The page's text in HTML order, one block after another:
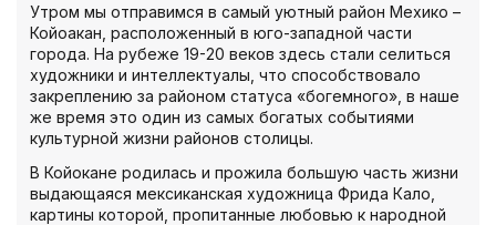
Утром мы отправимся в самый уютный район Мехико –
Койоакан, расположенный в юго-западной части
города. На рубеже 19-20 веков здесь стали селиться
художники и интеллектуалы, что способствовало
закреплению за районом статуса «богемного», в наше
же время это один из самых богатых событиями
культурной жизни районов столицы.
В Койокане родилась и прожила большую часть жизни
выдающаяся мексиканская художница Фрида Кало,
картины которой, пропитанные любовью к народной